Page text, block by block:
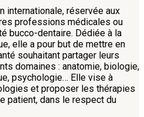
internationale, réservée aux
professions médicales ou
bucco-dentaire. Dédiée à la
elle a pour but de mettre en
souhaitant partager leurs
domaines : anatomie, biologie,
psychologie… Elle vise à
et proposer les thérapies
patient, dans le respect du